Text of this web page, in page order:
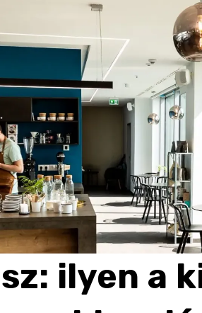
ilyen a